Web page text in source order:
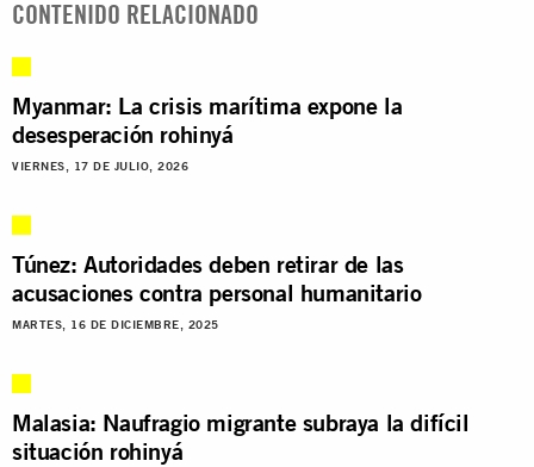
CONTENIDO RELACIONADO
Myanmar: La crisis marítima expone la
desesperación rohinyá
VIERNES, 17 DE JULIO, 2026
Túnez: Autoridades deben retirar de las
acusaciones contra personal humanitario
MARTES, 16 DE DICIEMBRE, 2025
Malasia: Naufragio migrante subraya la difícil
situación rohinyá